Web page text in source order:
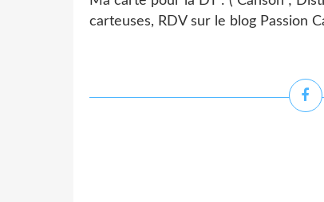
carteuses, RDV sur le blog Passion